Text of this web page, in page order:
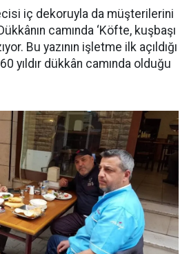
iç dekoruyla da müşterilerini
camında ‘Köfte, kuşbaşı
Bu yazının işletme ilk açıldığı
yıldır dükkân camında olduğu